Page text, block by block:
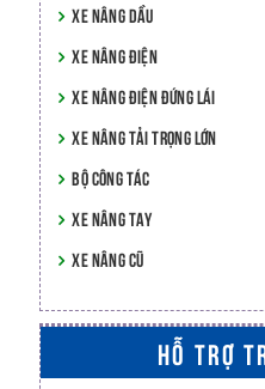
XE NÂNG DẦU
XE NÂNG ĐIỆN
XE NÂNG ĐIỆN ĐỨNG LÁI
XE NÂNG TẢI TRỌNG LỚN
BỘ CÔNG TÁC
XE NÂNG TAY
XE NÂNG CŨ
HỖ TRỢ